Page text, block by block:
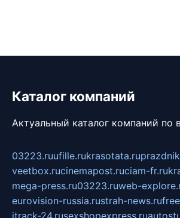
Каталог компаний
Актуальный каталог компаний по
03223.ruufille.rukrasotata.ru
veetbox.rucinemapost.ruciam-fr.ru
mega-press.ru03223.ruweb-
eurovision-russia.rustrah-news.ru